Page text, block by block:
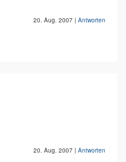
20. Aug. 2007 | Antworten
20. Aug. 2007 | Antworten